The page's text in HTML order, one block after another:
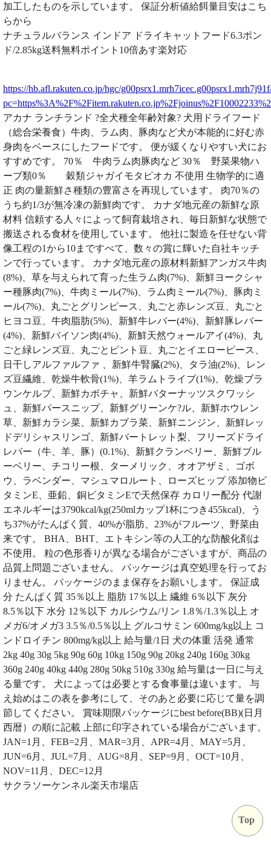
加工したものを示しています。 保証分析値給餌量目安はこち
らから
ナチュラルバランス インドア ドライキャットフード6.3ポン
ド/2.85kg送料無料ポイント10倍あす楽対応
https://hb.afl.rakuten.co.jp/hgc/
アカナ ランチランド ?全犬種全年齢対象? 犬用ドライフード
（総合栄養食）牛肉、ラム肉、豚肉など犬が本能的に好む赤
身肉をベースにしたフードです。 便が緩くなりやすい犬にお
すすめです。 70％ 牛肉ラム肉豚肉など 30％ 野菜果物ハ
ーブ類0％ 穀類ジャガイモタピオカ 不使用 生物学的に適
正 肉の量新鮮さ種類の豊富さを再現しています。 肉70％の
うち約1/3が無冷凍の新鮮肉です。 カナダ地元産の新鮮な原
材料 信頼する人々によって飼育栽培され、毎日新鮮な状態で
搬送される食材を使用しています。 他社に製造を任せない背
像工程の1から10まですべて、数々の賞に輝いた自社キッチ
ンで行っています。 カナダ地元産の原材料新鮮アンガス牛肉
(8%)、草を与えられて育った生ラム肉(7%)、新鮮ヨークシャ
ー種豚肉(7%)、牛肉ミール(7%)、ラム肉ミール(7%)、豚肉ミ
ール(7%)、丸ごとグリンピース、丸ごと赤レンズ豆、丸ごと
ヒヨコ豆、牛肉脂肪(5%)、新鮮牛レバー(4%)、新鮮豚レバー
(4%)、新鮮バイソン肉(4%)、新鮮天然ウォールアイ(4%)、丸
ごと緑レンズ豆、丸ごとピント豆、丸ごとイエローピース、
日干しアルファルファ 、新鮮牛腎臓(2%)、タラ油(2%)、レン
ズ豆繊維、乾燥牛軟骨(1%)、羊ラムトライプ(1%)、乾燥ブラ
ウンケルプ、新鮮カボチャ、新鮮バターナッツスクワッシ
ュ、新鮮パースニップ、新鮮グリーンケ?ル、新鮮ホウレン
草、新鮮カラシ菜、新鮮カブラ菜、新鮮ニンジン、新鮮レッ
ドデリシャスリンゴ、新鮮バートレット梨、フリーズドライ
レバー（牛、羊、豚）(0.1%)、新鮮クランベリー、新鮮ブル
ーベリー、チコリー根、ターメリック、オオアザミ、ゴボ
ウ、ラベンダー、マシュマロルート、ローズヒップ 添加物ビ
タミンE、亜鉛、銅ビタミンEで天然保存 カロリー配分 代謝
エネルギーは3790kcal/kg(250mlカップ1杯につき455kcal)、う
ち37%がたんぱく質、40%が脂肪、23%がフルーツ、野菜由
来です。 BHA、BHT、エトキシン等の人工的な防酸化剤は
不使用。 粒の色形香りが異なる場合がございますが、商品の
品質上問題ございません。 パッケージは真空処理を行ってお
りません。 パッケージのまま保存をお願いします。 保証成
分 たんぱく質 35％以上 脂肪 17％以上 繊維 6％以下 灰分
8.5％以下 水分 12％以下 カルシウム/リン 1.8％/1.3％以上 オ
メガ6/オメガ3 3.5％/0.5％以上 グルコサミン 600mg/kg以上 コ
ンドロイチン 800mg/kg以上 給与量/1日 犬の体重 活発 通常
2kg 40g 30g 5kg 90g 60g 10kg 150g 90g 20kg 240g 160g 30kg
360g 240g 40kg 440g 280g 50kg 510g 330g 給与量は一日に与え
る量です。 犬によっては必要とする食事量は違います。 与
え始めはこの表を参考にして、そのあと必要に応じて量を調
節してください。 賞味期限パッケージにbest before(BB)(日月
西暦）の順に記載 上部に印字されている場合がございます。
JAN=1月、FEB=2月、MAR=3月、APR=4月、MAY=5月、
JUN=6月、JUL=7月、AUG=8月、SEP=9月、OCT=10月、
NOV=11月、DEC=12月
サクラソーケンネル楽天市場店
Top